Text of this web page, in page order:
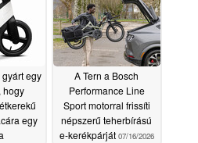
egy
hogy
egy
A Tern a Bosch
Performance Line
Sport motorral frissíti
népszerű teherbírású
e-kerékpárját 07/16/2026